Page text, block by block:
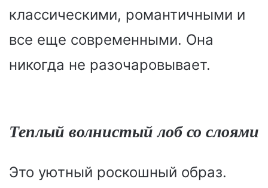
классическими, романтичными и
все еще современными. Она
никогда не разочаровывает.
Теплый волнистый лоб со слоями
Это уютный роскошный образ.